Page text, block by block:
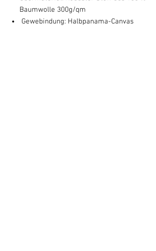
Baumwolle 300g/qm
Gewebindung: Halbpanama-Canvas